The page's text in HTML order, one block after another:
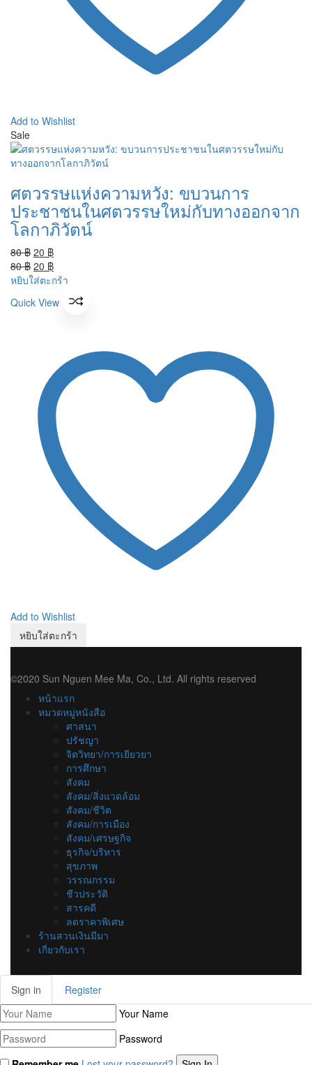
Add to Wishlist
Sale
ศตวรรษแห่งความหวัง: ขบวนการ
ประชาชนในศตวรรษใหม่กับทางออกจาก
โลกาภิวัตน์
80฿ Original
price
was:
20 ฿Current
price
is:
80฿ Original
price
80 ฿.
20 ฿Current
price
20 ฿.
หยิบใส่ตะกร้า
Quick View
Add to Wishlist
หยิบใส่ตะกร้า
©2020 Sun Nguen Mee Ma, Co., Ltd. All rights reserved
หน้าแรก
หมวดหมู่หนังสือ
ศาสนา
ปรัชญา
จิตวิทยา/การเยียวยา
การศึกษา
สังคม
สังคม/สิ่งแวดล้อม
สังคม/ชีวิต
สังคม/การเมือง
สังคม/เศรษฐกิจ
ธุรกิจ/บริหาร
สุขภาพ
วรรณกรรม
ชีวประวัติ
สารคดี
ลดราคาพิเศษ
ร้านสวนเงินมีมา
เกี่ยวกับเรา
Sign in
Register
Your Name
Password